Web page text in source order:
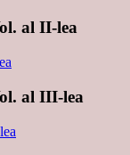
al II-lea
al III-lea